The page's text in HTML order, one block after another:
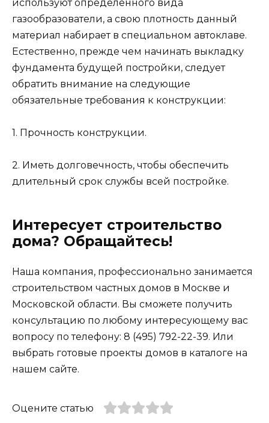
используют определенного вида
газообразователи, а свою плотность данный
материал набирает в специальном автоклаве.
Естественно, прежде чем начинать выкладку
фундамента будущей постройки, следует
обратить внимание на следующие
обязательные требования к конструкции:
1. Прочность конструкции.
2. Иметь долговечность, чтобы обеспечить
длительный срок службы всей постройке.
Интересует строительство
дома? Обращайтесь!
Наша компания, профессионально занимается
строительством частных домов в Москве и
Московской области. Вы сможете получить
консультацию по любому интересующему вас
вопросу по телефону: 8 (495) 792-22-39. Или
выбрать готовые проекты домов в каталоге на
нашем сайте.
Оцените статью